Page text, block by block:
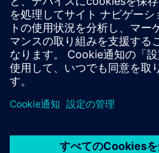
変える準備はできていますか？
シーメンスでのキャリアを考えて
ETHインキューブ・チャレンジに